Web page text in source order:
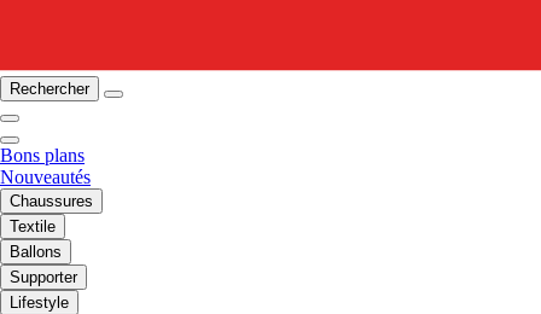
Rechercher
Bons plans
Nouveautés
Chaussures
Textile
Ballons
Supporter
Lifestyle